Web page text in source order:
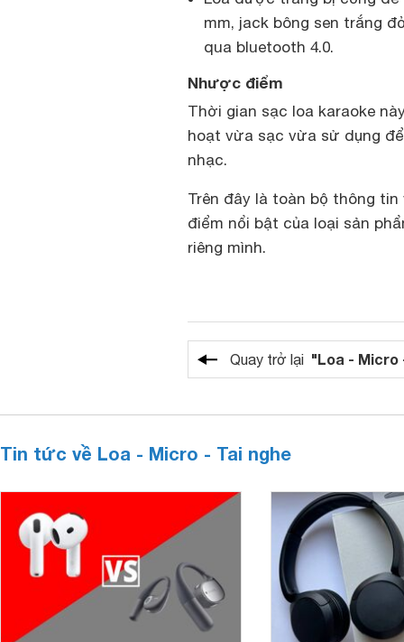
mm, jack bông sen trắng
qua bluetooth 4.0.
Nhược điểm
Thời gian sạc loa karaoke
hoạt vừa sạc vừa sử dụng
nhạc.
Trên đây là toàn bộ thông
điểm nổi bật của loại sản
riêng mình.
Quay trở lại "Loa - Micro
Tin tức về Loa - Micro - Tai nghe